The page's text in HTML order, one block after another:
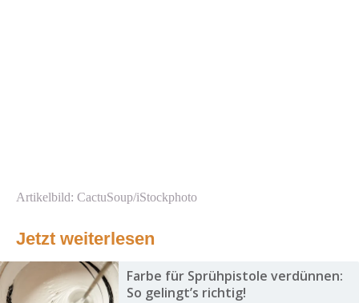
Artikelbild: CactuSoup/iStockphoto
Jetzt weiterlesen
Farbe für Sprühpistole verdünnen:
So gelingt’s richtig!